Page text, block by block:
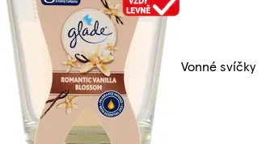
Vonné svíčky